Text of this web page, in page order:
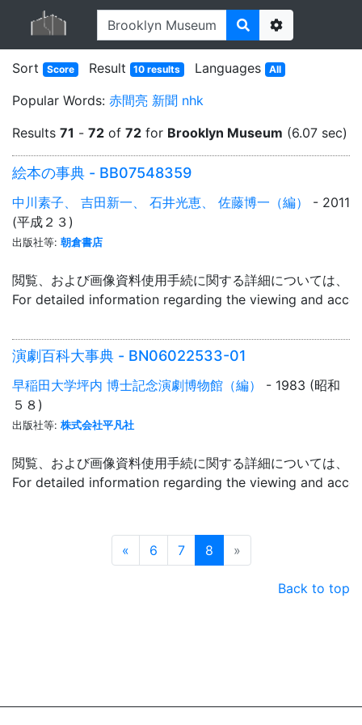
Options
Sort
Score Result 10 results Languages All
Popular Words: 赤間亮 新聞 nhk
Results 71 - 72 of 72 for Brooklyn Museum (6.07 sec)
絵本の事典 - BB07548359
中川素子、 吉田新一、 石井光恵、 佐藤博一（編）
- 2011
(平成２３)
出版社等: 朝倉書店
閲覧、および画像資料使用手続に関する詳細については、「
For detailed information regarding the viewing and
演劇百科大事典 - BN06022533-01
早稲田大学坪内 博士記念演劇博物館（編）
- 1983 (昭和
５８)
出版社等: 株式会社平凡社
閲覧、および画像資料使用手続に関する詳細については、「
For detailed information regarding the viewing and
«Prev
6 7 8 Next
»
Back to top